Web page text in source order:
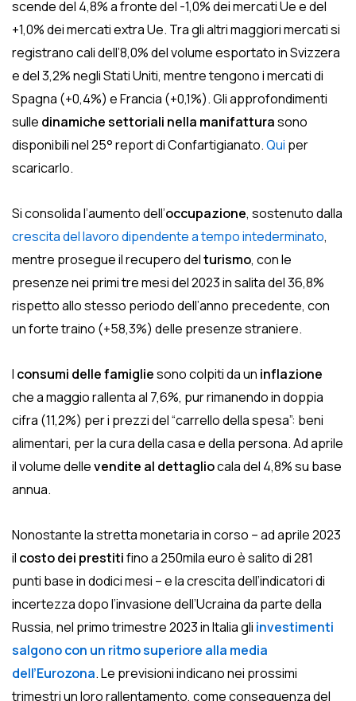
scende del 4,8% a fronte del -1,0% dei mercati Ue e del
+1,0% dei mercati extra Ue. Tra gli altri maggiori mercati si
registrano cali dell’8,0% del volume esportato in Svizzera
e del 3,2% negli Stati Uniti, mentre tengono i mercati di
Spagna (+0,4%) e Francia (+0,1%). Gli approfondimenti
sulle dinamiche settoriali nella manifatturasono
disponibili nel 25° report di Confartigianato.Qui per
scaricarlo.
Si consolida l’aumento dell’occupazione, sostenuto dalla
crescita del lavoro dipendente a tempo intederminato,
mentre prosegue il recupero delturismo, con le
presenze nei primi tre mesi del 2023 in salita del 36,8%
rispetto allo stesso periodo dell’anno precedente, con
un forte traino (+58,3%) delle presenze straniere.
I consumi delle famigliesono colpiti da un inflazione
che a maggio rallenta al 7,6%, pur rimanendo in doppia
cifra (11,2%) per i prezzi del “carrello della spesa”: beni
alimentari, per la cura della casa e della persona. Ad aprile
il volume dellevendite al dettagliocala del 4,8% su base
annua.
Nonostante la stretta monetaria in corso – ad aprile 2023
il costo dei prestitifino a 250mila euro è salito di 281
punti base in dodici mesi – e la crescita dell’indicatori di
incertezza dopo l’invasione dell’Ucraina da parte della
Russia, nel primo trimestre 2023 in Italia gli investimenti
salgono con un ritmo superiore alla media
dell’Eurozona. Le previsioni indicano nei prossimi
trimestri un loro rallentamento, come conseguenza del